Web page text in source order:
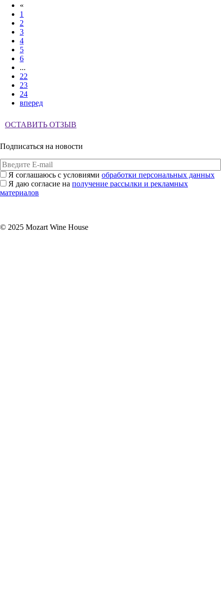
«
1
2
3
4
5
6
...
22
23
24
вперед
ОСТАВИТЬ ОТЗЫВ
Подписаться на новости
Я соглашаюсь с условиями обработки персональных данных
Я даю согласие на получение рассылки и рекламных
материалов
© 2025 Mozart Wine House